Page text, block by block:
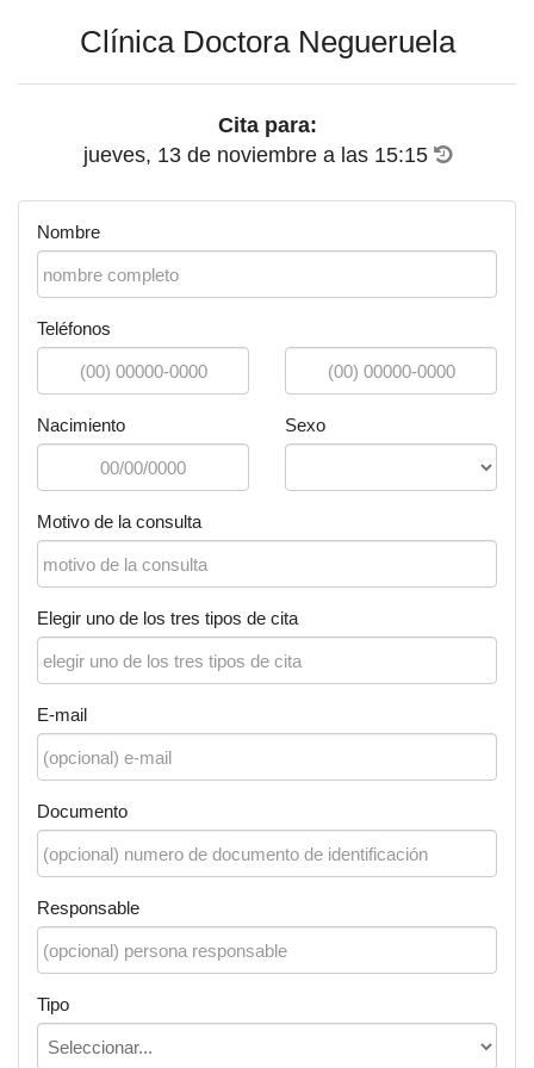
Clínica Doctora Negueruela
Cita para:
jueves, 13 de noviembre a las 15:15
Nombre
Teléfonos
Nacimiento Sexo
Motivo de la consulta
Elegir uno de los tres tipos de cita
E-mail
Documento
Responsable
Tipo